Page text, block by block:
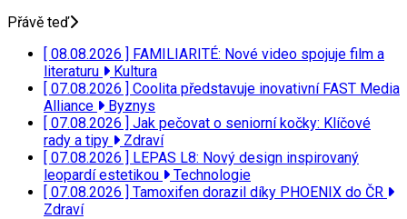
Přávě teď
[ 08.08.2026 ] FAMILIARITÉ: Nové video spojuje film a
literaturu
Kultura
[ 07.08.2026 ] Coolita představuje inovativní FAST Media
Alliance
Byznys
[ 07.08.2026 ] Jak pečovat o seniorní kočky: Klíčové
rady a tipy
Zdraví
[ 07.08.2026 ] LEPAS L8: Nový design inspirovaný
leopardí estetikou
Technologie
[ 07.08.2026 ] Tamoxifen dorazil díky PHOENIX do ČR
Zdraví